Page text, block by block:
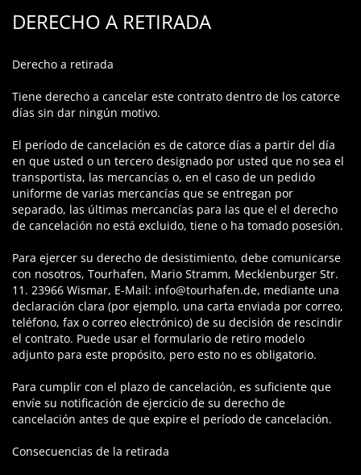
DERECHO A RETIRADA
Derecho a retirada
Tiene derecho a cancelar este contrato dentro de los catorce
días sin dar ningún motivo.
El período de cancelación es de catorce días a partir del día
en que usted o un tercero designado por usted que no sea el
transportista, las mercancías o, en el caso de un pedido
uniforme de varias mercancías que se entregan por
separado, las últimas mercancías para las que el el derecho
de cancelación no está excluido, tiene o ha tomado posesión.
Para ejercer su derecho de desistimiento, debe comunicarse
con nosotros, Tourhafen, Mario Stramm, Mecklenburger Str.
11. 23966 Wismar, E-Mail: info@tourhafen.de, mediante una
declaración clara (por ejemplo, una carta enviada por correo,
teléfono, fax o correo electrónico) de su decisión de rescindir
el contrato. Puede usar el formulario de retiro modelo
adjunto para este propósito, pero esto no es obligatorio.
Para cumplir con el plazo de cancelación, es suficiente que
envíe su notificación de ejercicio de su derecho de
cancelación antes de que expire el período de cancelación.
Consecuencias de la retirada